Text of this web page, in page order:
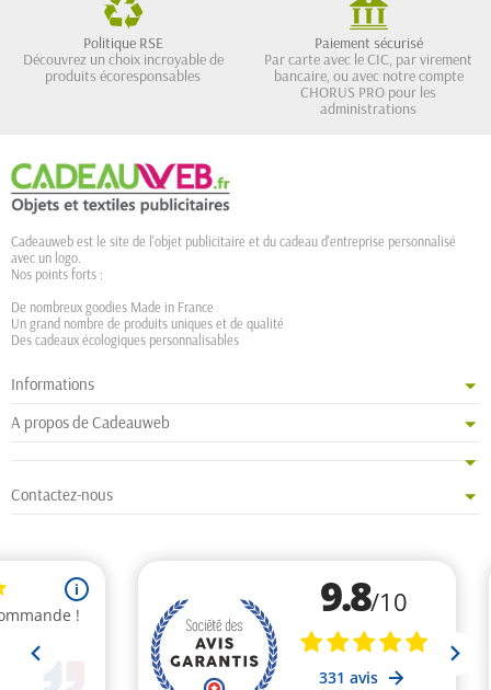
Politique RSE
Découvrez un choix incroyable de
produits écoresponsables
Paiement sécurisé
Par carte avec le CIC, par virement
bancaire, ou avec notre compte
CHORUS PRO pour les
administrations
Cadeauweb est le site de l'objet publicitaire et du cadeau d'entreprise personnalisé
avec un logo.
Nos points forts :
De nombreux goodies Made in France
Un grand nombre de produits uniques et de qualité
Des cadeaux écologiques personnalisables
Informations
A propos de Cadeauweb
Contactez-nous